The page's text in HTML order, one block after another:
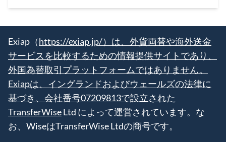
Exiap（https://exiap.jp/）は、外貨両替や海外送金
サービスを比較するための情報提供サイトであり、
外国為替取引プラットフォームではありません。
Exiapは、イングランドおよびウェールズの法律に
基づき、会社番号07209813で設立された
TransferWiseLtd によって運営されています。な
お、WiseはTransferWise Ltdの商号です。